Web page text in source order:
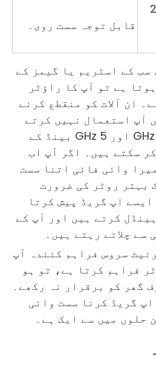
قابل توجہ سست روی۔
سب کے اسٹریم یا گیمز کے
ہے تو آپ کا راؤٹر
ان آلات کو منقطع کرنے
آپ استعمال نہیں کرتے
ہیں۔ آپ آلات کو 2.4 GHz اور 5 GHz بینڈ کے
سکتے ہیں۔ اگر آپ اب
وائی فائی اتنا سست
بہتر روٹر کی ضرورت
ہوسکتی ہے۔ LB-LINK ایسے اپ گریڈ پیش کرتا
کرتے ہیں اور آپ کے
سے چلاتے رہتے ہیں۔
سروس فراہم کنندہ آپ
فراہم کرتا ہے، تو ہو
گھر کو برقرار نہ رکھے۔
گریڈ کرنا سست وائی
حلوں میں سے ایک ہے۔